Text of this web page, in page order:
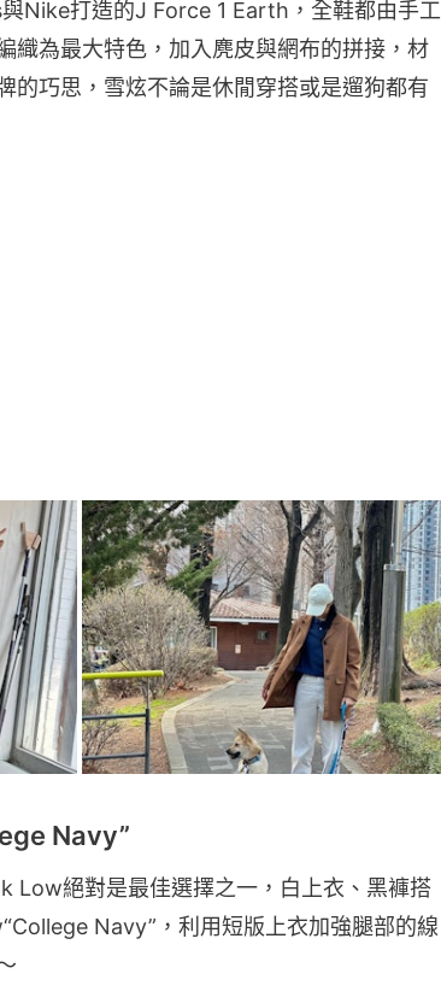
Nike打造的J Force 1 Earth，全鞋都由手工
織為最大特色，加入麂皮與網布的拼接，材
的巧思，雪炫不論是休閒穿搭或是遛狗都有
Navy”
Low絕對是最佳選擇之一，白上衣、黑褲搭
Navy”，利用短版上衣加強腿部的線